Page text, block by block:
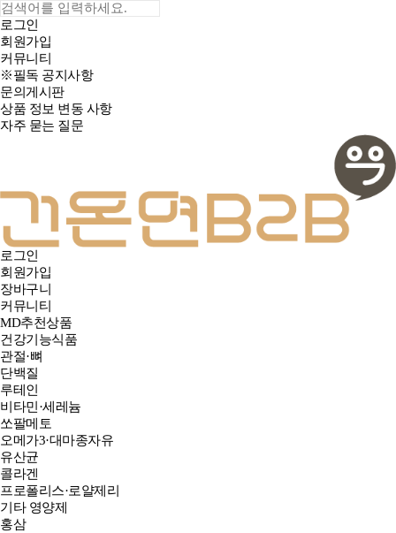
로그인
회원가입
커뮤니티
※필독 공지사항
문의게시판
상품 정보 변동 사항
자주 묻는 질문
로그인
회원가입
장바구니
커뮤니티
MD추천상품
건강기능식품
관절·뼈
단백질
루테인
비타민·세레늄
쏘팔메토
오메가3·대마종자유
유산균
콜라겐
프로폴리스·로얄제리
기타 영양제
홍삼